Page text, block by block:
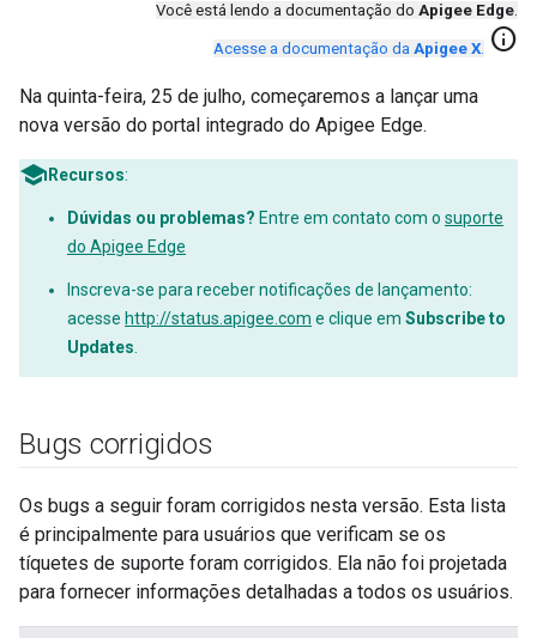
Você está lendo a documentação do Apigee Edge.
Acesse a documentação da Apigee X. info
Na quinta-feira, 25 de julho, começaremos a lançar uma
nova versão do portal integrado do Apigee Edge.
Recursos:
Dúvidas ou problemas? Entre em contato com o suporte
do Apigee Edge
Inscreva-se para receber notificações de lançamento:
acesse http://status.apigee.com e clique em Subscribe to
Updates
Bugs corrigidos
Os bugs a seguir foram corrigidos nesta versão. Esta lista
é principalmente para usuários que verificam se os
tíquetes de suporte foram corrigidos. Ela não foi projetada
para fornecer informações detalhadas a todos os usuários.